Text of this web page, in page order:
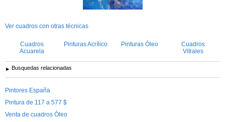
Ver cuadros con otras técnicas
Cuadros
Acuarela
Pinturas Acrílico Pinturas Óleo
Cuadros
Vitrales
Busquedas relacionadas
Pintores España
Pintura de 117 a 577 $
Venta de cuadros Óleo